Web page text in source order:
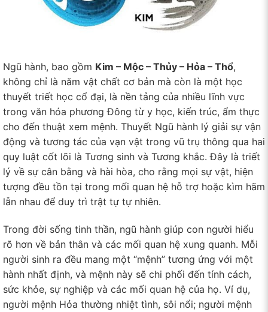
Ngũ hành, bao gồm Kim – Mộc – Thủy – Hỏa – Thổ,
không chỉ là năm vật chất cơ bản mà còn là một học
thuyết triết học cổ đại, là nền tảng của nhiều lĩnh vực
trong văn hóa phương Đông từ y học, kiến trúc, ẩm thực
cho đến thuật xem mệnh. Thuyết Ngũ hành lý giải sự vận
động và tương tác của vạn vật trong vũ trụ thông qua hai
quy luật cốt lõi là Tương sinh và Tương khắc. Đây là triết
lý về sự cân bằng và hài hòa, cho rằng mọi sự vật, hiện
tượng đều tồn tại trong mối quan hệ hỗ trợ hoặc kìm hãm
lẫn nhau để duy trì trật tự tự nhiên.
Trong đời sống tinh thần, ngũ hành giúp con người hiểu
rõ hơn về bản thân và các mối quan hệ xung quanh. Mỗi
người sinh ra đều mang một “mệnh” tương ứng với một
hành nhất định, và mệnh này sẽ chi phối đến tính cách,
sức khỏe, sự nghiệp và các mối quan hệ của họ. Ví dụ,
người mệnh Hỏa thường nhiệt tình, sôi nổi; người mệnh